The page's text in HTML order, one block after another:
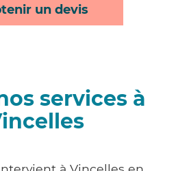
un devis
services à